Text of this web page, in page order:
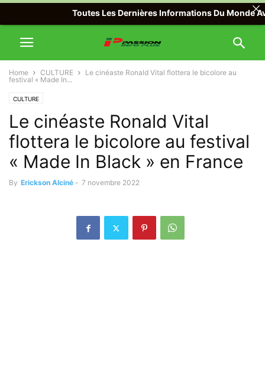
Home CULTURE
Le cinéaste Ronald Vital flottera le bicolore au
festival « Made In...
CULTURE
Le cinéaste Ronald Vital
flottera le bicolore au festival
« Made In Black » en France
By Erickson Alciné - 7 novembre 2022
Toutes Les Dernières Informations Du Monde